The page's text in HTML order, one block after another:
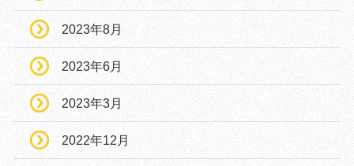
2023年8月
2023年6月
2023年3月
2022年12月